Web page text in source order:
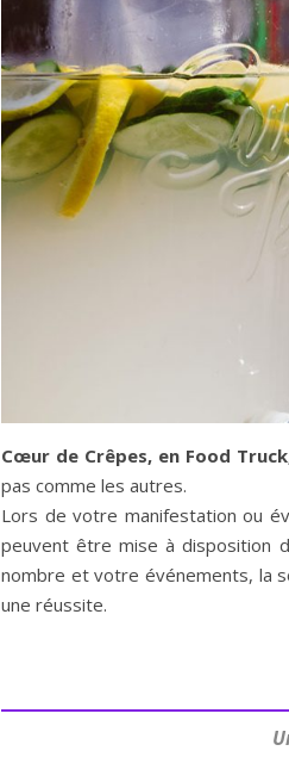
Cœur de Crêpes, en Food
pas comme les autres.
Lors de votre manifestation ou
peuvent être mise à disposition
nombre et votre événements, la
une réussite.